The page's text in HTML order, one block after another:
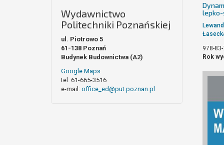
Wydawnictwo
Politechniki Poznańskiej
ul. Piotrowo 5
61-138 Poznań
Budynek Budownictwa (A2)
Google Maps
tel. 61-665-3516
e-mail: office_ed@put.poznan.pl
978-
Rok